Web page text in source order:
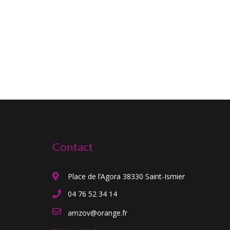
Contact
Place de l’Agora 38330 Saint-Ismier
04 76 52 34 14
amzov@orange.fr